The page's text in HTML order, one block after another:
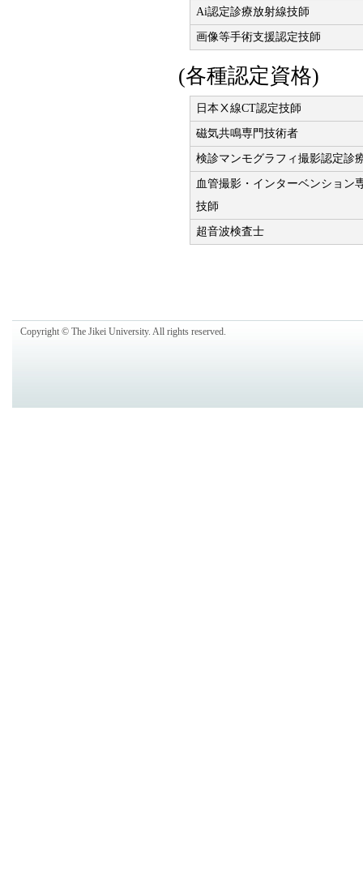
Ai認定診療放射線技師
画像等手術支援認定技師
(各種認定資格)
日本Ⅹ線CT認定技師
磁気共鳴専門技術者
検診マンモグラフィ撮影認定診
血管撮影・インターベンション
技師
超音波検査士
Copyright © The Jikei University. All rights reserved.